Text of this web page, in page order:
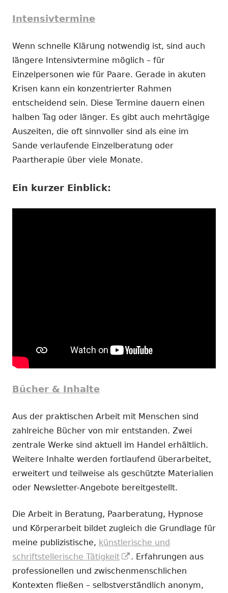
Intensivtermine
Wenn schnelle Klärung notwendig ist, sind auch
längere Intensivtermine möglich – für
Einzelpersonen wie für Paare. Gerade in akuten
Krisen kann ein konzentrierter Rahmen
entscheidend sein. Diese Termine dauern einen
halben Tag oder länger. Es gibt auch mehrtägige
Auszeiten, die oft sinnvoller sind als eine im
Sande verlaufende Einzelberatung oder
Paartherapie über viele Monate.
Ein kurzer Einblick:
Bücher & Inhalte
Aus der praktischen Arbeit mit Menschen sind
zahlreiche Bücher von mir entstanden. Zwei
zentrale Werke sind aktuell im Handel erhältlich.
Weitere Inhalte werden fortlaufend überarbeitet,
erweitert und teilweise als geschützte Materialien
oder Newsletter-Angebote bereitgestellt.
Die Arbeit in Beratung, Paarberatung, Hypnose
und Körperarbeit bildet zugleich die Grundlage für
meine publizistische, künstlerische und
schriftstellerische Tätigkeit
In
neuem
Fenster
. Erfahrungen aus
professionellen und zwischenmenschlichen
Kontexten fließen – selbstverständlich anonym,